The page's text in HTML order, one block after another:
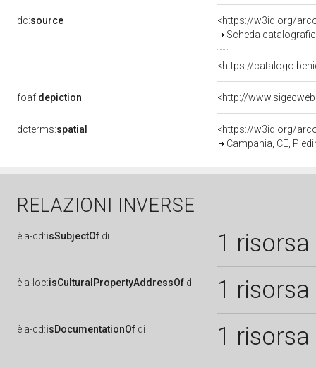
dc:source
<https://w3id.org/
Scheda
<https://
foaf:depiction
dcterms:spatial
<https://w3id.org/
Campania, CE,
RELAZIONI INVERSE
è a-cd:isSubjectOf di 1 risorsa
è a-loc:isCulturalPropertyAddressOf di 1 risorsa
è a-cd:isDocumentationOf di 1 risorsa